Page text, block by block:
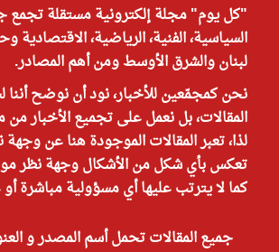
"كل يوم" مجلة إلكترونية مستقلة تجمع
السياسية، الفنية، الرياضية،
لبنان والشرق الأوسط ومن أهم المصادر.
نحن كمجمّعين للأخبار، نود أن نوضح أننا
المقالات، بل نعمل على تجميع الأخبار
لذا، تعبر المقالات الموجودة هنا عن وجهة
تعكس بأي شكل من الأشكال وجهة نظر
كما لا يترتب عليها أي مسؤولية مباشرة
جميع المقالات تحمل أسم المصدر و